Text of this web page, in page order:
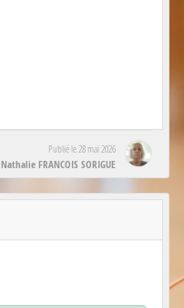
Publié le28 mai 2026
Nathalie FRANCOIS SORIGUE